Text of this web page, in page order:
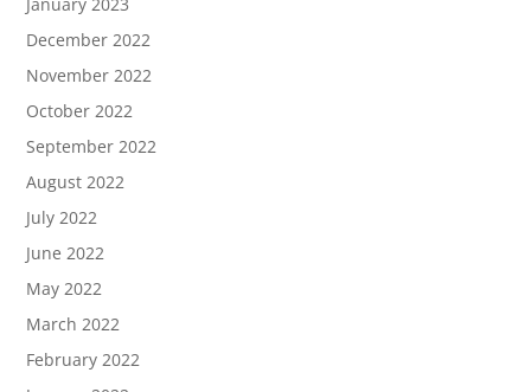
December 2022
November 2022
October 2022
September 2022
August 2022
July 2022
June 2022
May 2022
March 2022
February 2022